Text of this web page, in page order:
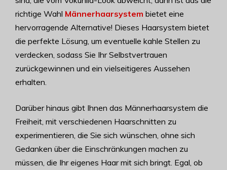
richtige Wahl Männerhaarsystem bietet eine
hervorragende Alternative! Dieses Haarsystem bietet
die perfekte Lösung, um eventuelle kahle Stellen zu
verdecken, sodass Sie Ihr Selbstvertrauen
zurückgewinnen und ein vielseitigeres Aussehen
erhalten.
Darüber hinaus gibt Ihnen das Männerhaarsystem die
Freiheit, mit verschiedenen Haarschnitten zu
experimentieren, die Sie sich wünschen, ohne sich
Gedanken über die Einschränkungen machen zu
müssen, die Ihr eigenes Haar mit sich bringt. Egal, ob